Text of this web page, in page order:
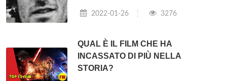
2022-01-26 3276
QUAL È IL FILM CHE HA
INCASSATO DI PIÙ NELLA
STORIA?